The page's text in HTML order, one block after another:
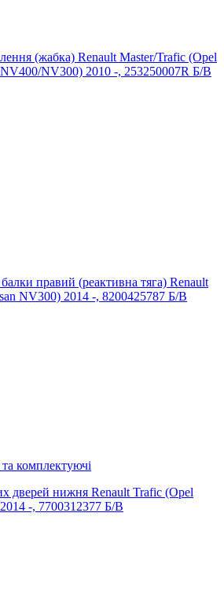
(жабка) Renault Master/Trafic (Opel
NV300) 2010 -, 253250007R Б/В
правий (реактивна тяга) Renault
NV300) 2014 -, 8200425787 Б/В
комплектуючі
дверей нижня Renault Trafic (Opel
-, 7700312377 Б/В